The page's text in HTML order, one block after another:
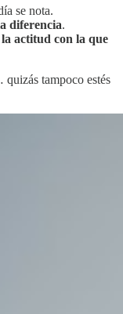
se nota.
diferencia.
la actitud con la que
tampoco estés